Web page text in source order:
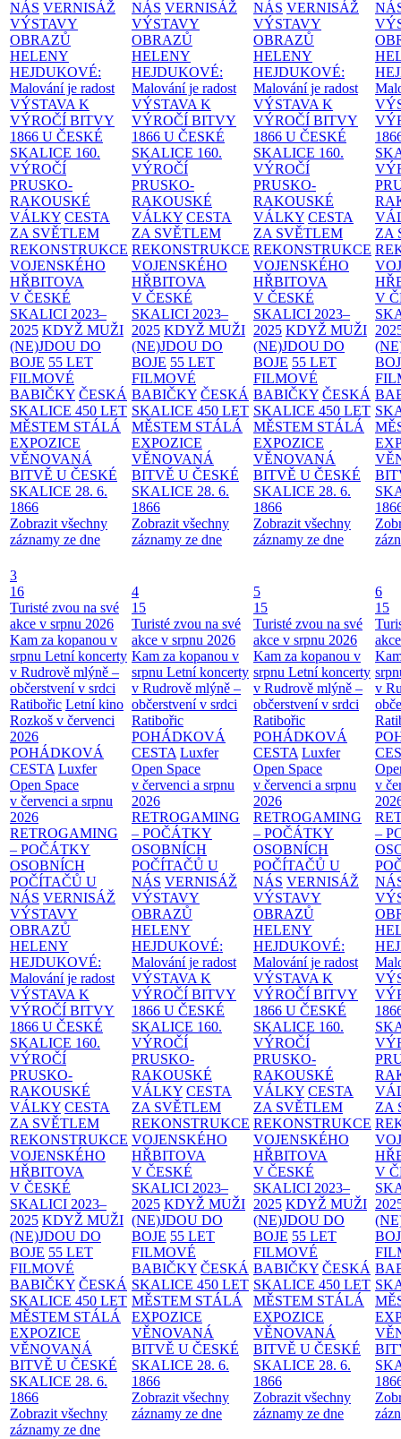
NÁS VERNISÁŽ
VÝSTAVY
OBRAZŮ
HELENY
HEJDUKOVÉ:
Malování je radost
VÝSTAVA K
VÝROČÍ BITVY
1866 U ČESKÉ
SKALICE 160.
VÝROČÍ
PRUSKO-
RAKOUSKÉ
VÁLKY CESTA
ZA SVĚTLEM
REKONSTRUKCE
VOJENSKÉHO
HŘBITOVA
V ČESKÉ
SKALICI 2023–
2025 KDYŽ MUŽI
(NE)JDOU DO
BOJE 55 LET
FILMOVÉ
BABIČKY ČESKÁ
SKALICE 450 LET
MĚSTEM STÁLÁ
EXPOZICE
VĚNOVANÁ
BITVĚ U ČESKÉ
SKALICE 28. 6.
1866
Zobrazit všechny
záznamy ze dne
NÁS VERNISÁŽ
VÝSTAVY
OBRAZŮ
HELENY
HEJDUKOVÉ:
Malování je radost
VÝSTAVA K
VÝROČÍ BITVY
1866 U ČESKÉ
SKALICE 160.
VÝROČÍ
PRUSKO-
RAKOUSKÉ
VÁLKY CESTA
ZA SVĚTLEM
REKONSTRUKCE
VOJENSKÉHO
HŘBITOVA
V ČESKÉ
SKALICI 2023–
2025 KDYŽ MUŽI
(NE)JDOU DO
BOJE 55 LET
FILMOVÉ
BABIČKY ČESKÁ
SKALICE 450 LET
MĚSTEM STÁLÁ
EXPOZICE
VĚNOVANÁ
BITVĚ U ČESKÉ
SKALICE 28. 6.
1866
Zobrazit všechny
záznamy ze dne
NÁS VERNISÁŽ
VÝSTAVY
OBRAZŮ
HELENY
HEJDUKOVÉ:
Malování je radost
VÝSTAVA K
VÝROČÍ BITVY
1866 U ČESKÉ
SKALICE 160.
VÝROČÍ
PRUSKO-
RAKOUSKÉ
VÁLKY CESTA
ZA SVĚTLEM
REKONSTRUKCE
VOJENSKÉHO
HŘBITOVA
V ČESKÉ
SKALICI 2023–
2025 KDYŽ MUŽI
(NE)JDOU DO
BOJE 55 LET
FILMOVÉ
BABIČKY ČESKÁ
SKALICE 450 LET
MĚSTEM STÁLÁ
EXPOZICE
VĚNOVANÁ
BITVĚ U ČESKÉ
SKALICE 28. 6.
1866
Zobrazit všechny
záznamy ze dne
ZA
V
3
16
Turisté zvou na své
akce v srpnu 2026
Kam za kopanou v
srpnu Letní koncerty
v Rudrově mlýně –
občerstvení v srdci
Ratibořic Letní kino
Rozkoš v červenci
2026
POHÁDKOVÁ
CESTA Luxfer
Open Space
v červenci a srpnu
2026
RETROGAMING
– POČÁTKY
OSOBNÍCH
POČÍTAČŮ U
NÁS VERNISÁŽ
VÝSTAVY
OBRAZŮ
HELENY
HEJDUKOVÉ:
Malování je radost
VÝSTAVA K
VÝROČÍ BITVY
1866 U ČESKÉ
SKALICE 160.
VÝROČÍ
PRUSKO-
RAKOUSKÉ
VÁLKY CESTA
ZA SVĚTLEM
REKONSTRUKCE
VOJENSKÉHO
HŘBITOVA
V ČESKÉ
SKALICI 2023–
2025 KDYŽ MUŽI
(NE)JDOU DO
BOJE 55 LET
FILMOVÉ
BABIČKY ČESKÁ
SKALICE 450 LET
MĚSTEM STÁLÁ
EXPOZICE
VĚNOVANÁ
BITVĚ U ČESKÉ
SKALICE 28. 6.
1866
Zobrazit všechny
záznamy ze dne
4
15
Turisté zvou na své
akce v srpnu 2026
Kam za kopanou v
srpnu Letní koncerty
v Rudrově mlýně –
občerstvení v srdci
Ratibořic
POHÁDKOVÁ
CESTA Luxfer
Open Space
v červenci a srpnu
2026
RETROGAMING
– POČÁTKY
OSOBNÍCH
POČÍTAČŮ U
NÁS VERNISÁŽ
VÝSTAVY
OBRAZŮ
HELENY
HEJDUKOVÉ:
Malování je radost
VÝSTAVA K
VÝROČÍ BITVY
1866 U ČESKÉ
SKALICE 160.
VÝROČÍ
PRUSKO-
RAKOUSKÉ
VÁLKY CESTA
ZA SVĚTLEM
REKONSTRUKCE
VOJENSKÉHO
HŘBITOVA
V ČESKÉ
SKALICI 2023–
2025 KDYŽ MUŽI
(NE)JDOU DO
BOJE 55 LET
FILMOVÉ
BABIČKY ČESKÁ
SKALICE 450 LET
MĚSTEM STÁLÁ
EXPOZICE
VĚNOVANÁ
BITVĚ U ČESKÉ
SKALICE 28. 6.
1866
Zobrazit všechny
záznamy ze dne
5
15
Turisté zvou na své
akce v srpnu 2026
Kam za kopanou v
srpnu Letní koncerty
v Rudrově mlýně –
občerstvení v srdci
Ratibořic
POHÁDKOVÁ
CESTA Luxfer
Open Space
v červenci a srpnu
2026
RETROGAMING
– POČÁTKY
OSOBNÍCH
POČÍTAČŮ U
NÁS VERNISÁŽ
VÝSTAVY
OBRAZŮ
HELENY
HEJDUKOVÉ:
Malování je radost
VÝSTAVA K
VÝROČÍ BITVY
1866 U ČESKÉ
SKALICE 160.
VÝROČÍ
PRUSKO-
RAKOUSKÉ
VÁLKY CESTA
ZA SVĚTLEM
REKONSTRUKCE
VOJENSKÉHO
HŘBITOVA
V ČESKÉ
SKALICI 2023–
2025 KDYŽ MUŽI
(NE)JDOU DO
BOJE 55 LET
FILMOVÉ
BABIČKY ČESKÁ
SKALICE 450 LET
MĚSTEM STÁLÁ
EXPOZICE
VĚNOVANÁ
BITVĚ U ČESKÉ
SKALICE 28. 6.
1866
Zobrazit všechny
záznamy ze dne
6
15
v
v
–
ZA
V